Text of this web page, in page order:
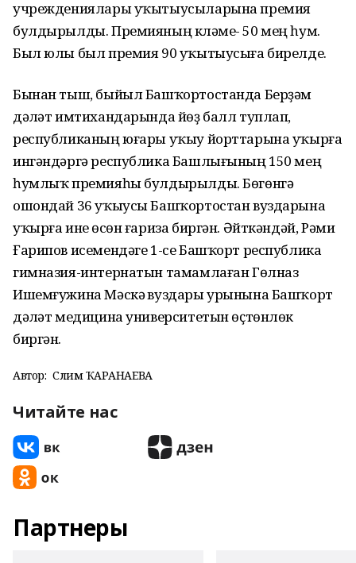
учреждениялары уҡытыусыларына премия
булдырылды. Премияның күләме- 50 мең һум.
Был юлы был премия 90 уҡытыусыға бирелде.
Бынан тыш, быйыл Башҡортостанда Берҙәм
дәүләт имтихандарында йөҙ балл туплап,
республиканың юғары уҡыу йорттарына уҡырға
ингәндәргә республика Башлығының 150 мең
һумлыҡ премияһы булдырылды. Бөгөнгә
ошондай 36 уҡыусы Башҡортостан вуздарына
уҡырға инеү өсөн ғариза биргән. Әйткәндәй, Рәми
Ғарипов исемендәге 1-се Башҡорт республика
гимназия-интернатын тамамлаған Гөлназ
Ишемғужина Мәскәү вуздары урынына Башҡорт
дәүләт медицина университетын өҫтөнлөк
биргән.
Автор: Сәлимә ҠАРАНАЕВА
Читайте нас
Партнеры